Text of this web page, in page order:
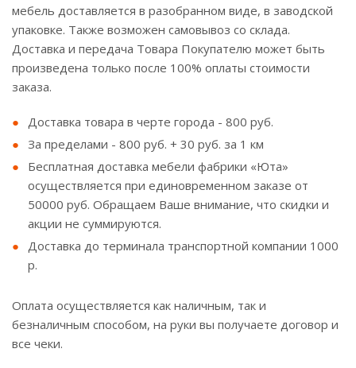
мебель доставляется в разобранном виде, в заводской
упаковке. Также возможен самовывоз со склада.
Доставка и передача Товара Покупателю может быть
произведена только после 100% оплаты стоимости
заказа.
Доставка товара в черте города - 800 руб.
За пределами - 800 руб. + 30 руб. за 1 км
Бесплатная доставка мебели фабрики «Юта»
осуществляется при единовременном заказе от
50000 руб. Обращаем Ваше внимание, что скидки и
акции не суммируются.
Доставка до терминала транспортной компании 1000
р.
Оплата осуществляется как наличным, так и
безналичным способом, на руки вы получаете договор и
все чеки.